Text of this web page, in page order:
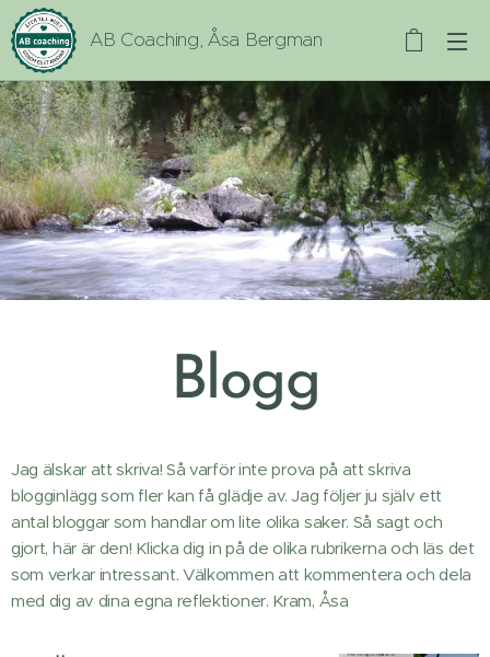
AB Coaching, Åsa Bergman
Blogg
Jag älskar att skriva! Så varför inte prova på att skriva
blogginlägg som fler kan få glädje av. Jag följer ju själv ett
antal bloggar som handlar om lite olika saker. Så sagt och
gjort, här är den! Klicka dig in på de olika rubrikerna och läs det
som verkar intressant. Välkommen att kommentera och dela
med dig av dina egna reflektioner. Kram, Åsa